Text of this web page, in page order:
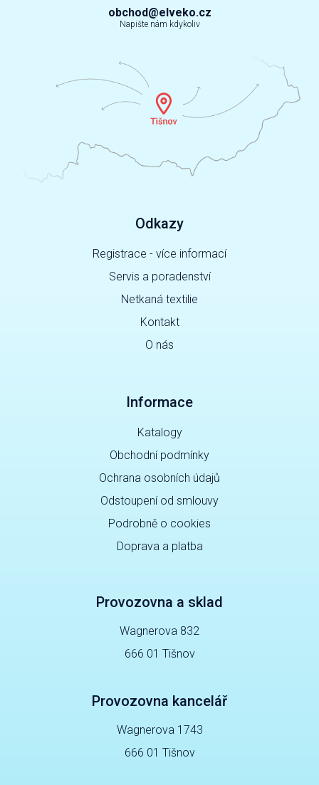
obchod@elveko.cz
Napište nám kdykoliv
Odkazy
Registrace - více informací
Servis a poradenství
Netkaná textilie
Kontakt
O nás
Informace
Katalogy
Obchodní podmínky
Ochrana osobních údajů
Odstoupení od smlouvy
Podrobně o cookies
Doprava a platba
Provozovna a sklad
Wagnerova 832
666 01 Tišnov
Provozovna kancelář
Wagnerova 1743
666 01 Tišnov